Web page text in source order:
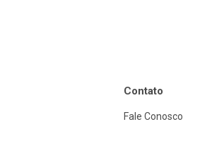
Contato
Fale Conosco